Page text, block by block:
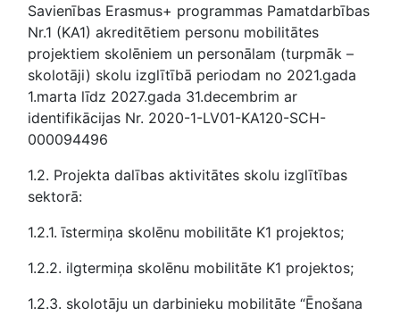
Savienības Erasmus+ programmas Pamatdarbības
Nr.1 (KA1) akreditētiem personu mobilitātes
projektiem skolēniem un personālam (turpmāk –
skolotāji) skolu izglītībā periodam no 2021.gada
1.marta līdz 2027.gada 31.decembrim ar
identifikācijas Nr. 2020-1-LV01-KA120-SCH-
000094496
1.2. Projekta dalības aktivitātes skolu izglītības
sektorā:
1.2.1. īstermiņa skolēnu mobilitāte K1 projektos;
1.2.2. ilgtermiņa skolēnu mobilitāte K1 projektos;
1.2.3. skolotāju un darbinieku mobilitāte “Ēnošana